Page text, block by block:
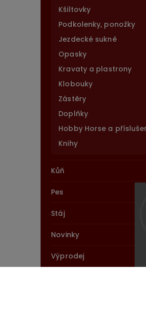
Kšiltovky
Podkolenky, ponožky
Jezdecké sukně
Opasky
Kravaty a plastrony
Klobouky
Zástěry
Doplňky
Hobby Horse a
Knihy
Kůň
Pes
Stáj
Novinky
Výprodej